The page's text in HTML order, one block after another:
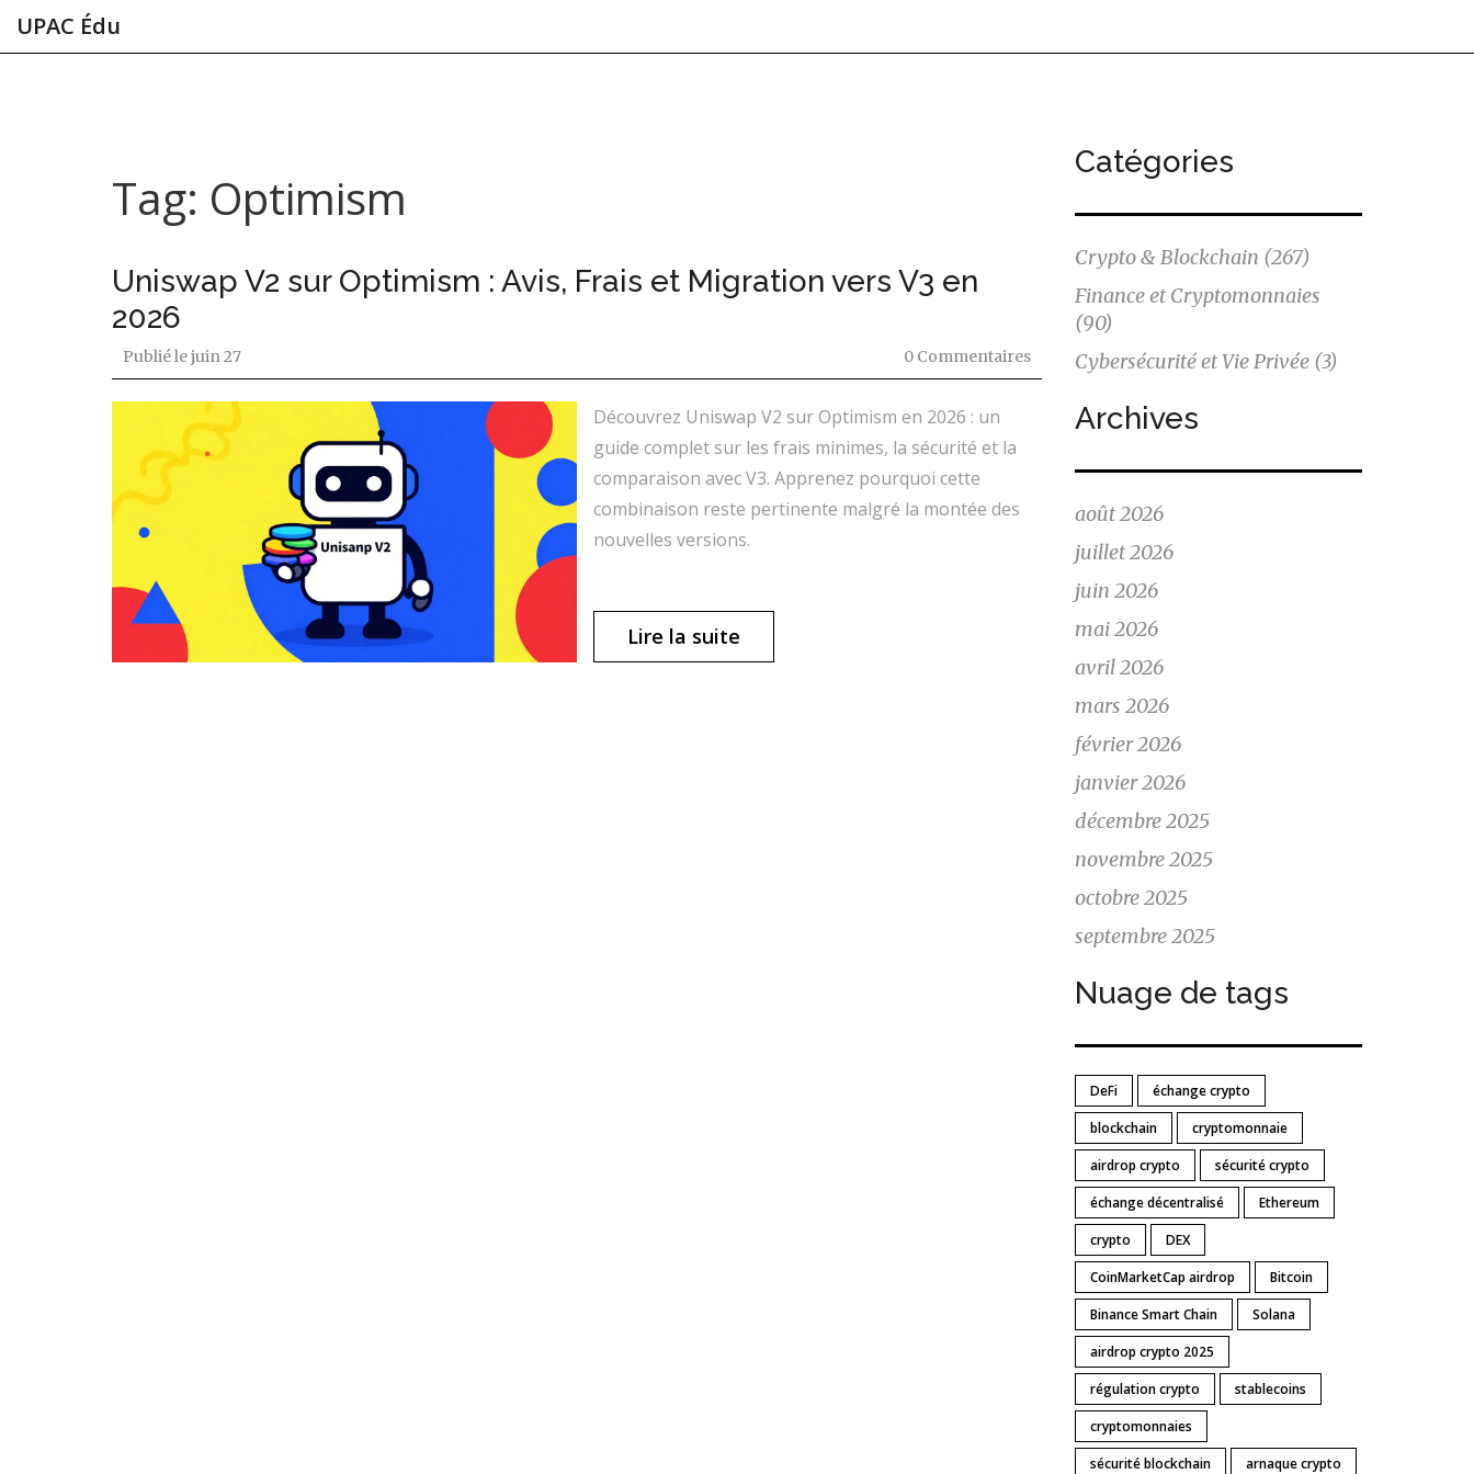
UPAC Édu
Tag: Optimism
Uniswap V2 sur Optimism : Avis, Frais et Migration vers V3 en
2026
Publié lejuin 27 0 Commentaires
Découvrez Uniswap V2 sur Optimism en 2026 : un
guide complet sur les frais minimes, la sécurité et la
comparaison avec V3. Apprenez pourquoi cette
combinaison reste pertinente malgré la montée des
nouvelles versions.
Lire la suite
Catégories
Crypto & Blockchain (267)
Finance et Cryptomonnaies
(90)
Cybersécurité et Vie Privée (3)
Archives
août 2026
juillet 2026
juin 2026
mai 2026
avril 2026
mars 2026
février 2026
janvier 2026
décembre 2025
novembre 2025
octobre 2025
septembre 2025
Nuage de tags
DeFi
échange crypto
blockchain
cryptomonnaie
airdrop crypto
sécurité crypto
échange décentralisé
Ethereum
crypto
DEX
CoinMarketCap airdrop
Bitcoin
Binance Smart Chain
Solana
airdrop crypto 2025
régulation crypto
stablecoins
cryptomonnaies
sécurité blockchain
arnaque crypto